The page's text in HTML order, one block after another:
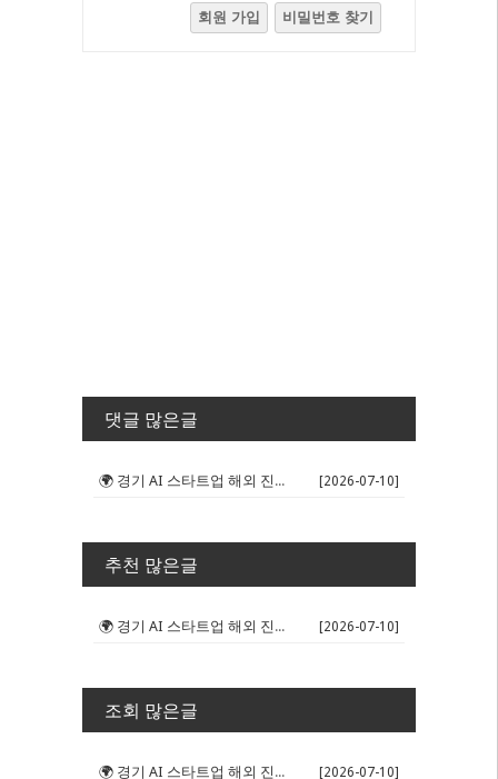
회원 가입 비밀번호 찾기
댓글 많은글
🌍 경기 AI 스타트업 해외 진출 판... [2026-07-10]
추천 많은글
🌍 경기 AI 스타트업 해외 진출 판... [2026-07-10]
조회 많은글
🌍 경기 AI 스타트업 해외 진출 판... [2026-07-10]